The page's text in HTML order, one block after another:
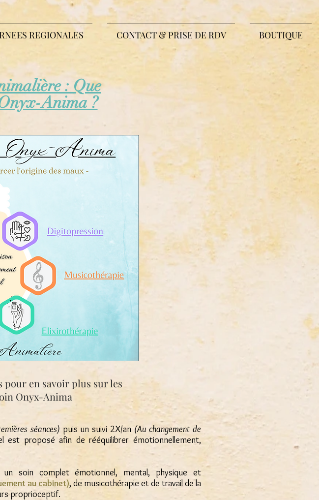
REGIONALES CONTACT & PRISE DE RDV BOUTIQUE
: Que
Anima ?
en savoir plus sur les
Onyx-Anima
séances) puis un suivi 2X/an (Au changement de
est proposé afin de rééquilibrer émotionnellement,
soin complet émotionnel, mental, physique et
au cabinet), de musicothérapie et de travail de la
proprioceptif.